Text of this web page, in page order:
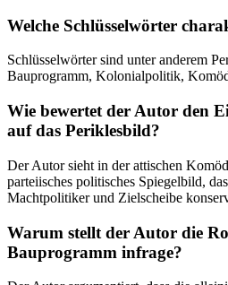
Welche Schlüsselwörter
Schlüsselwörter sind unter anderem
Bauprogramm, Kolonialpolitik,
Wie bewertet der Autor den
auf das Periklesbild?
Der Autor sieht in der attischen
parteiisches politisches Spiegelbild,
Machtpolitiker und Zielscheibe
Warum stellt der Autor die
Bauprogramm infrage?